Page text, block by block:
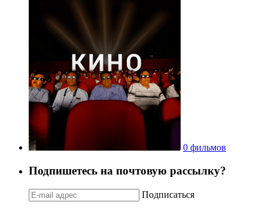
0 фильмов
Подпишетесь на почтовую рассылку?
Подписаться